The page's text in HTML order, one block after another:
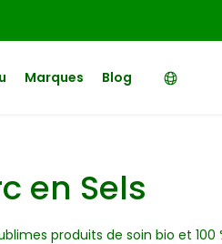
Marques Blog
en Sels
produits de soin bio et